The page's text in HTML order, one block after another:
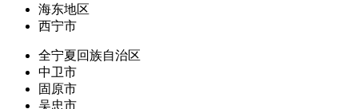
海东地区
西宁市
全宁夏回族自治区
中卫市
固原市
吴忠市